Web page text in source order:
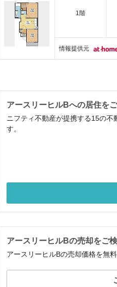
1階
情報提供元
アースリーヒルBへの居住を
ニフティ不動産が提携する15の
す。
アースリーヒルBの売却をご
アースリーヒルBの売却価格を無